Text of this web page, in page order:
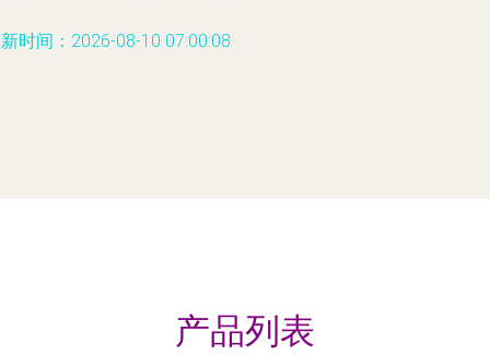
时间：2026-08-10 07:00:08
产品列表